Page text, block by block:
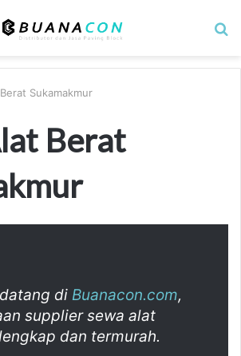
Sukamakmur
Berat
di Buanacon.com,
supplier sewa alat
dan termurah.